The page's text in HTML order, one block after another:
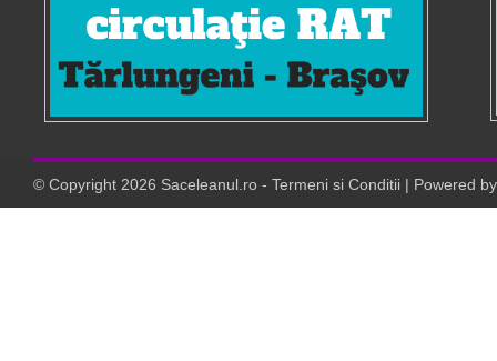
© Copyright 2026 Saceleanul.ro - Termeni si Conditii | Powered